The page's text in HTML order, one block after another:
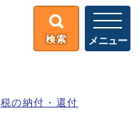
検索 メニュー
税の納付・還付